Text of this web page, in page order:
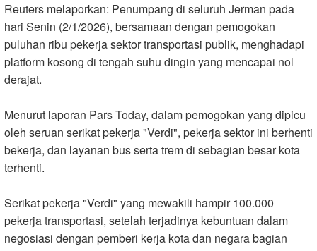
Reuters melaporkan: Penumpang di seluruh Jerman pada
hari Senin (2/1/2026), bersamaan dengan pemogokan
puluhan ribu pekerja sektor transportasi publik, menghadapi
platform kosong di tengah suhu dingin yang mencapai nol
derajat.
Menurut laporan Pars Today, dalam pemogokan yang dipicu
oleh seruan serikat pekerja "Verdi", pekerja sektor ini berhenti
bekerja, dan layanan bus serta trem di sebagian besar kota
terhenti.
Serikat pekerja "Verdi" yang mewakili hampir 100.000
pekerja transportasi, setelah terjadinya kebuntuan dalam
negosiasi dengan pemberi kerja kota dan negara bagian